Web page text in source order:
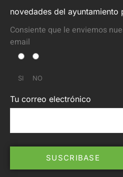
novedades del ayuntamiento
Consiente que le enviemos
email
SI NO
Tu correo electrónico